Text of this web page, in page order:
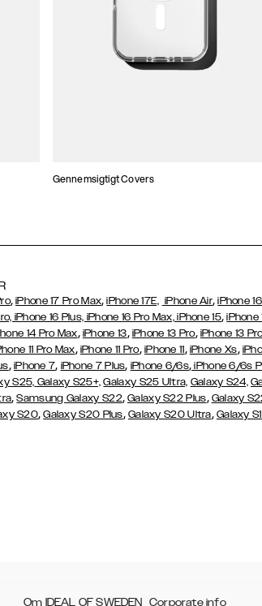
Gennemsigtigt Covers
,iPhone 17 Pro Max,iPhone 17E, iPhone Air,iPhone
iPhone 16 Plus, iPhone 16 Pro Max, iPhone 15,iPhone
14 Pro Max, iPhone 13, iPhone 13 Pro, iPhone 13
11 Pro Max, iPhone 11 Pro, iPhone 11, iPhone Xs,
, iPhone 7, iPhone 7 Plus, iPhone 6/6s, iPhone 6/6s
S25, Galaxy S25+, Galaxy S25 Ultra, Galaxy S24,
,Samsung Galaxy S22,Galaxy S22 Plus, Galaxy
S20,Galaxy S20 Plus, Galaxy S20 Ultra, Galaxy
Om IDEAL OF SWEDEN Corporate info